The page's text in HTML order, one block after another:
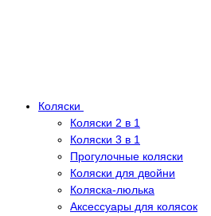
Коляски
Коляски 2 в 1
Коляски 3 в 1
Прогулочные коляски
Коляски для двойни
Коляска-люлька
Аксессуары для колясок